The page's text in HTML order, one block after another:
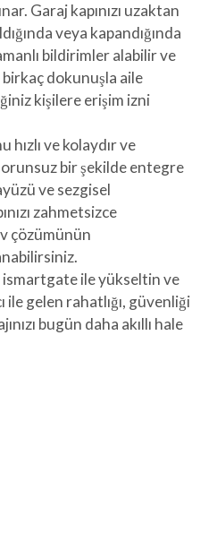
Garaj kapınızı uzaktan
veya kapandığında
bildirimler alabilir ve
birkaç dokunuşla aile
kişilere erişim izni
ve kolaydır ve
bir şekilde entegre
ve sezgisel
zahmetsizce
çözümünün
ismartgate ile yükseltin ve
ile gelen rahatlığı, güvenliği
bugün daha akıllı hale